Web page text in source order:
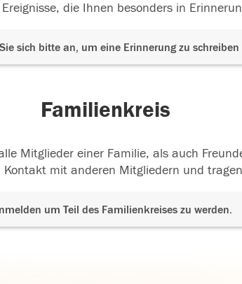
die Ihnen besonders in
sich bitte an, um eine Erinnerung zu schreiben
Familienkreis
Mitglieder einer Familie, als auch
mit anderen Mitgliedern und
um Teil des Familienkreises zu werden.